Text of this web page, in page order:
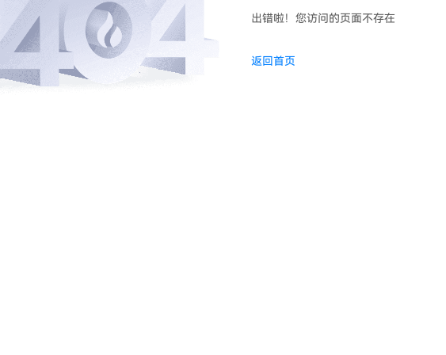
出错啦！您访问的页面不存在
返回首页